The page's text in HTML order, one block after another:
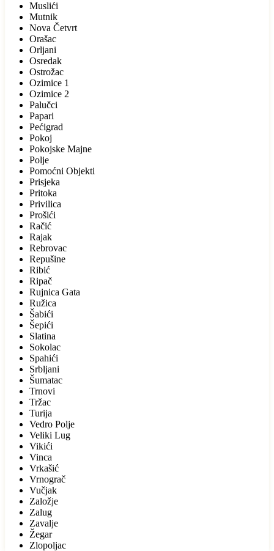
Muslići
Mutnik
Nova Četvrt
Orašac
Orljani
Osredak
Ostrožac
Ozimice 1
Ozimice 2
Palučci
Papari
Pećigrad
Pokoj
Pokojske Majne
Polje
Pomoćni Objekti
Prisjeka
Pritoka
Privilica
Prošići
Račić
Rajak
Rebrovac
Repušine
Ribić
Ripač
Rujnica Gata
Ružica
Šabići
Šepići
Slatina
Sokolac
Spahići
Srbljani
Šumatac
Trnovi
Tržac
Turija
Vedro Polje
Veliki Lug
Vikići
Vinca
Vrkašić
Vrnograč
Vučjak
Založje
Zalug
Zavalje
Žegar
Zlopoljac